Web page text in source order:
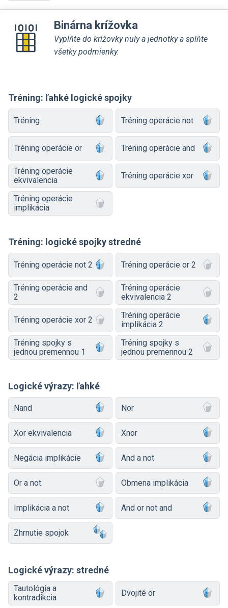
Binárna krížovka
Vyplňte do krížovky nuly a jednotky a splňte
všetky podmienky.
Tréning: ľahké logické spojky
Tréning Tréning operácie not
Tréning operácie or Tréning operácie and
Tréning operácie
ekvivalencia
Tréning operácie xor
Tréning operácie
implikácia
Tréning: logické spojky stredné
Tréning operácie not 2 Tréning operácie or 2
Tréning operácie and
2
Tréning operácie
ekvivalencia 2
Tréning operácie xor 2
Tréning operácie
implikácia 2
Tréning spojky s
jednou premennou 1
Tréning spojky s
jednou premennou 2
Logické výrazy: ľahké
Nand Nor
Xor ekvivalencia Xnor
Negácia implikácie And a not
Or a not Obmena implikácia
Implikácia a not And or not and
Zhrnutie spojok
Logické výrazy: stredné
Tautológia a
kontradikcia
Dvojité or